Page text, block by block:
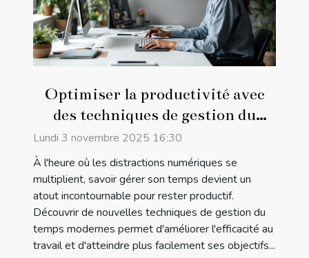
Optimiser la productivité avec
des techniques de gestion du
temps modernes
Lundi 3 novembre 2025 16:30
À l'heure où les distractions numériques se
multiplient, savoir gérer son temps devient un
atout incontournable pour rester productif.
Découvrir de nouvelles techniques de gestion du
temps modernes permet d'améliorer l'efficacité au
travail et d'atteindre plus facilement ses objectifs...